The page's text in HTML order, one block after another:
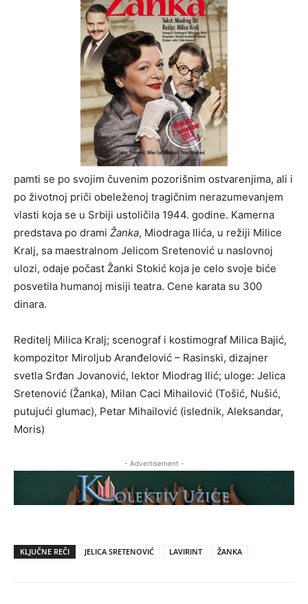
pamti se po svojim čuvenim pozorišnim ostvarenjima, ali i
po životnoj priči obeleženoj tragičnim nerazumevanjem
vlasti koja se u Srbiji ustoličila 1944. godine. Kamerna
predstava po drami Žanka, Miodraga Ilića, u režiji Milice
Kralj, sa maestralnom Jelicom Sretenović u naslovnoj
ulozi, odaje počast Žanki Stokić koja je celo svoje biće
posvetila humanoj misiji teatra. Cene karata su 300
dinara.
Reditelj Milica Kralj; scenograf i kostimograf Milica Bajić,
kompozitor Miroljub Aranđelović – Rasinski, dizajner
svetla Srđan Jovanović, lektor Miodrag Ilić; uloge: Jelica
Sretenović (Žanka), Milan Caci Mihailović (Tošić, Nušić,
putujući glumac), Petar Mihailović (islednik, Aleksandar,
Moris)
- Advertisement -
KLJUČNE REČI JELICA SRETENOVIĆ LAVIRINT ŽANKA